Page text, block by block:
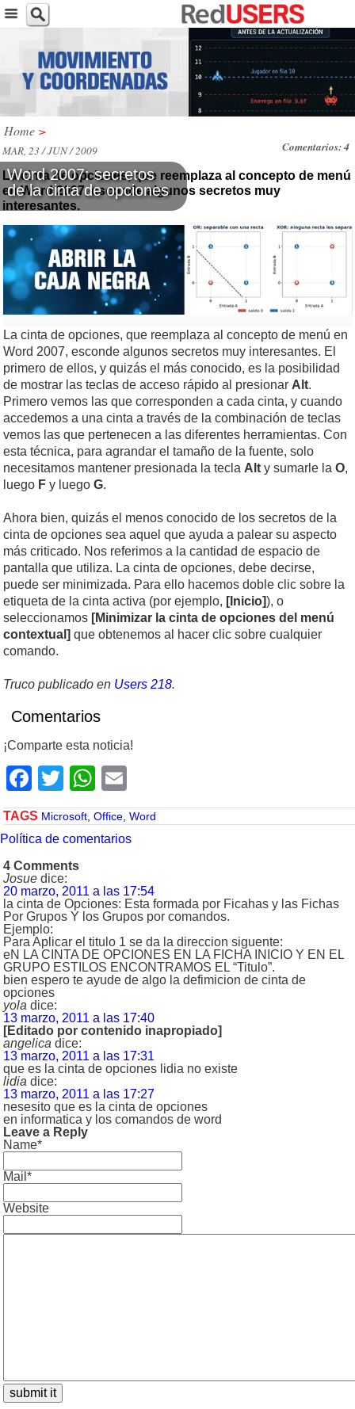
Home >
Comentarios: 4
MAR, 23 / JUN / 2009
Word 2007: secretos
de la cinta de opciones
La cinta de opciones, que reemplaza al concepto de menú
en Word 2007, esconde algunos secretos muy
interesantes.
La cinta de opciones, que reemplaza al concepto de menú en
Word 2007, esconde algunos secretos muy interesantes. El
primero de ellos, y quizás el más conocido, es la posibilidad
de mostrar las teclas de acceso rápido al presionar Alt.
Primero vemos las que corresponden a cada cinta, y cuando
accedemos a una cinta a través de la combinación de teclas
vemos las que pertenecen a las diferentes herramientas. Con
esta técnica, para agrandar el tamaño de la fuente, solo
necesitamos mantener presionada la tecla Alt y sumarle la O,
luego F y luego G.
Ahora bien, quizás el menos conocido de los secretos de la
cinta de opciones sea aquel que ayuda a palear su aspecto
más criticado. Nos referimos a la cantidad de espacio de
pantalla que utiliza. La cinta de opciones, debe decirse,
puede ser minimizada. Para ello hacemos doble clic sobre la
etiqueta de la cinta activa (por ejemplo, [Inicio]), o
seleccionamos [Minimizar la cinta de opciones del menú
contextual] que obtenemos al hacer clic sobre cualquier
comando.
Truco publicado en Users 218.
Comentarios
¡Comparte esta noticia!
Facebook
TwitterWhatsApp
TAGS Microsoft Office Word
Política de comentarios
4 Comments
Josue dice:
20 marzo, 2011 a las 17:54
la cinta de Opciones: Esta formada por Ficahas y las Fichas
Por Grupos Y los Grupos por comandos.
Ejemplo:
Para Aplicar el titulo 1 se da la direccion siguente:
eN LA CINTA DE OPCIONES EN LA FICHA INICIO Y EN EL
GRUPO ESTILOS ENCONTRAMOS EL “Titulo”.
bien espero te ayude de algo la defimicion de cinta de
opciones
yola dice:
13 marzo, 2011 a las 17:40
[Editado por contenido inapropiado]
angelica dice:
13 marzo, 2011 a las 17:31
que es la cinta de opciones lidia no existe
lidia dice:
13 marzo, 2011 a las 17:27
nesesito que es la cinta de opciones
en informatica y los comandos de word
Leave a Reply
Name*
Mail*
Website